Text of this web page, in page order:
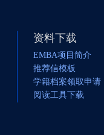
资料下载
EMBA项目简介
推荐信模板
学籍档案领取申请
阅读工具下载